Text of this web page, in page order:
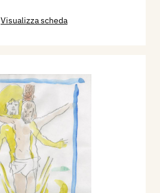
Visualizza scheda